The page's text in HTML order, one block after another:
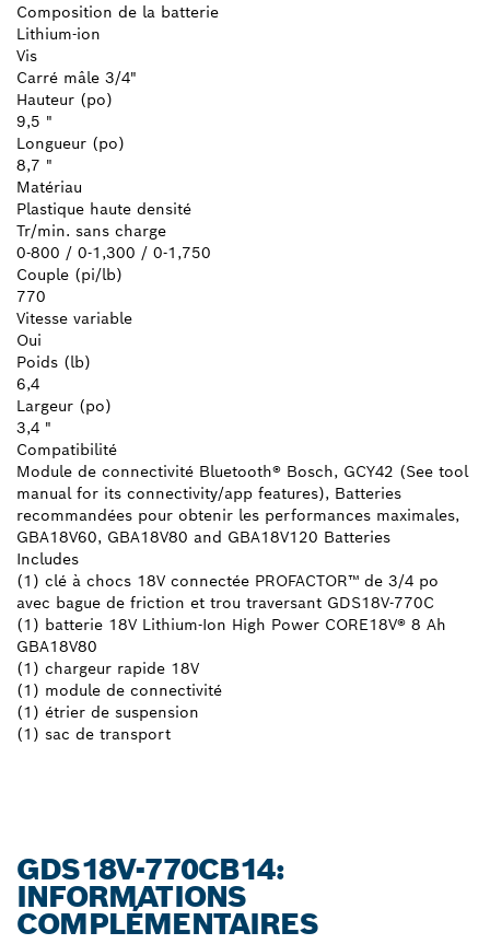
Composition de la batterie
Lithium-ion
Vis
Carré mâle 3/4"
Hauteur (po)
9,5 "
Longueur (po)
8,7 "
Matériau
Plastique haute densité
Tr/min. sans charge
0-800 / 0-1,300 / 0-1,750
Couple (pi/lb)
770
Vitesse variable
Oui
Poids (lb)
6,4
Largeur (po)
3,4 "
Compatibilité
Module de connectivité Bluetooth® Bosch, GCY42 (See tool
manual for its connectivity/app features), Batteries
recommandées pour obtenir les performances maximales,
GBA18V60, GBA18V80 and GBA18V120 Batteries
Includes
(1) clé à chocs 18V connectée PROFACTOR™ de 3/4 po
avec bague de friction et trou traversant GDS18V-770C
(1) batterie 18V Lithium-Ion High Power CORE18V® 8 Ah
GBA18V80
(1) chargeur rapide 18V
(1) module de connectivité
(1) étrier de suspension
(1) sac de transport
GDS18V-770CB14:
INFORMATIONS
COMPLÉMENTAIRES